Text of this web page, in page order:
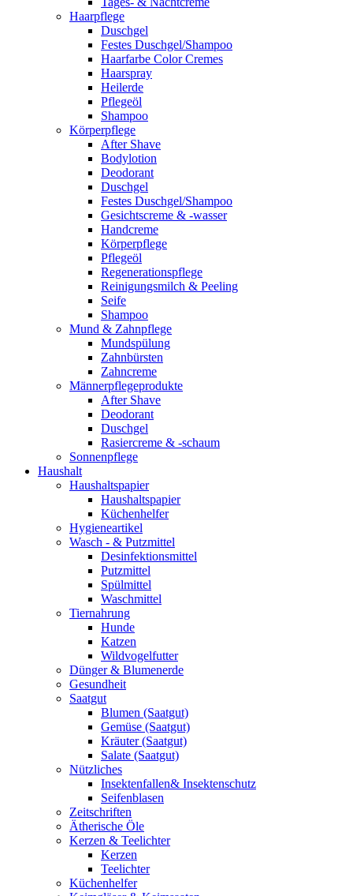
Haarpflege
Duschgel
Festes Duschgel/Shampoo
Haarfarbe Color Cremes
Haarspray
Heilerde
Pflegeöl
Shampoo
Körperpflege
After Shave
Bodylotion
Deodorant
Duschgel
Festes Duschgel/Shampoo
Gesichtscreme & -wasser
Handcreme
Körperpflege
Pflegeöl
Regenerationspflege
Reinigungsmilch & Peeling
Seife
Shampoo
Mund & Zahnpflege
Mundspülung
Zahnbürsten
Zahncreme
Männerpflegeprodukte
After Shave
Deodorant
Duschgel
Rasiercreme & -schaum
Sonnenpflege
Haushalt
Haushaltspapier
Haushaltspapier
Küchenhelfer
Hygieneartikel
Wasch - & Putzmittel
Desinfektionsmittel
Putzmittel
Spülmittel
Waschmittel
Tiernahrung
Hunde
Katzen
Wildvogelfutter
Dünger & Blumenerde
Gesundheit
Saatgut
Blumen (Saatgut)
Gemüse (Saatgut)
Kräuter (Saatgut)
Salate (Saatgut)
Nützliches
Insektenfallen& Insektenschutz
Seifenblasen
Zeitschriften
Ätherische Öle
Kerzen & Teelichter
Kerzen
Teelichter
Küchenhelfer